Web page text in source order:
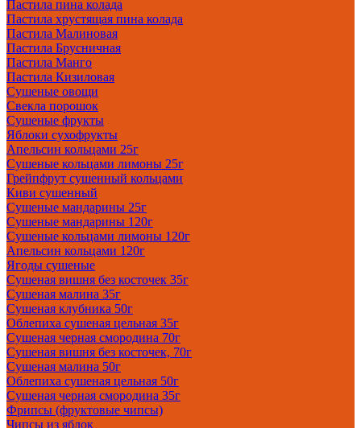
Пастила пина колада
Пастила хрустящая пина колада
Пастила Малиновая
Пастила Брусничная
Пастила Манго
Пастила Кизиловая
Сушеные овощи
Свекла порошок
Сушеные фрукты
Яблоки сухофрукты
Апельсин кольцами 25г
Сушеные кольцами лимоны 25г
Грейпфрут сушенный кольцами
Киви сушенный
Сушеные мандарины 25г
Сушеные мандарины 120г
Сушеные кольцами лимоны 120г
Апельсин кольцами 120г
Ягоды сушеные
Сушеная вишня без косточек 35г
Сушеная малина 35г
Сушеная клубника 50г
Облепиха сушеная цельная 35г
Сушеная черная смородина 70г
Сушеная вишня без косточек, 70г
Сушеная малина 50г
Облепиха сушеная цельная 50г
Сушеная черная смородина 35г
Фрипсы (фруктовые чипсы)
Чипсы из яблок